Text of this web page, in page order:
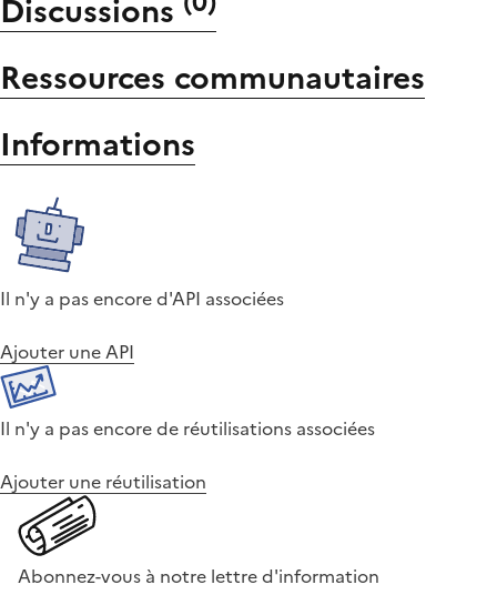
Discussions
Ressources communautaires
Informations
Il n'y a pas encore d'API associées
Ajouter une API
Il n'y a pas encore de réutilisations associées
Ajouter une réutilisation
Abonnez-vous à notre lettre d'information